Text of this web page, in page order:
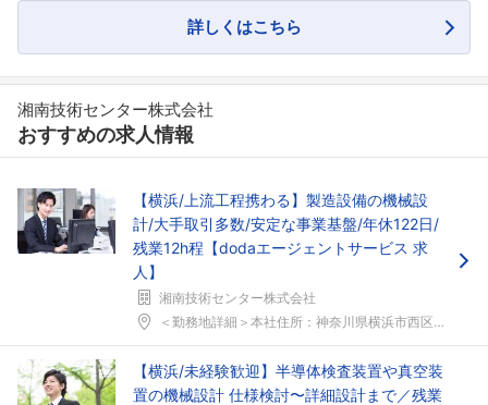
詳しくはこちら
湘南技術センター株式会社
おすすめの求人情報
【横浜/上流工程携わる】製造設備の機械設
計/大手取引多数/安定な事業基盤/年休122日/
残業12h程【dodaエージェントサービス 求
人】
湘南技術センター株式会社
＜勤務地詳細＞本社住所：神奈川県横浜市西区平沼1-...
【横浜/未経験歓迎】半導体検査装置や真空装
置の機械設計 仕様検討〜詳細設計まで／残業